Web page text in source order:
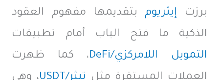
برزت إيثريوم بتقديمها مفهوم العقود
الذكية ما فتح الباب أمام تطبيقات
التمويل اللامركزي/DeFi
، كما ظهرت
العملات المستقرة مثل تيثر/USDT
، وهي